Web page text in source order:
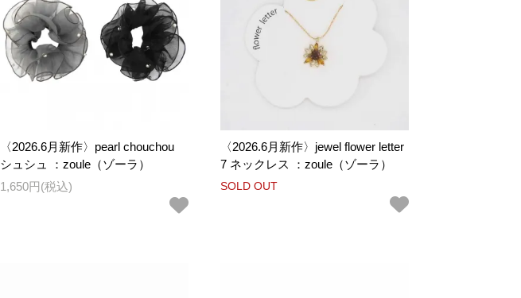
〈2026.6月新作〉pearl chouchou
シュシュ ：zoule（ゾーラ）
1,650円(税込)
〈2026.6月新作〉jewel flower letter
7 ネックレス ：zoule（ゾーラ）
SOLD OUT